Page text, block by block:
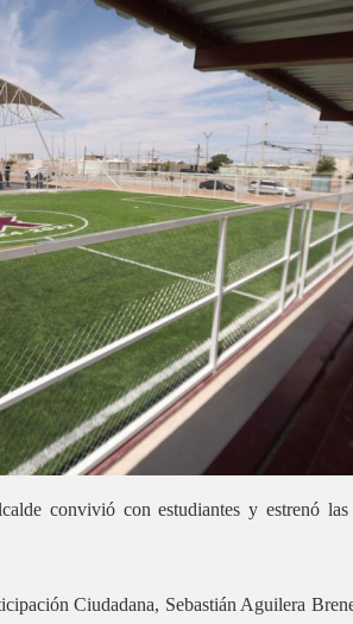
convivió con estudiantes y estrenó las
Ciudadana, Sebastián Aguilera